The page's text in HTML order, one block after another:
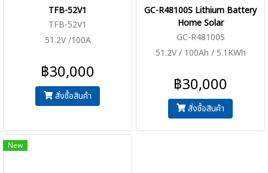
TFB-52V1
TFB-52V1
51.2V /100A
฿30,000
สั่งซื้อสินค้า
GC-R48100S Lithium Battery
Home Solar
GC-R48100S
51.2V / 100Ah / 5.1KWh
฿30,000
สั่งซื้อสินค้า
New